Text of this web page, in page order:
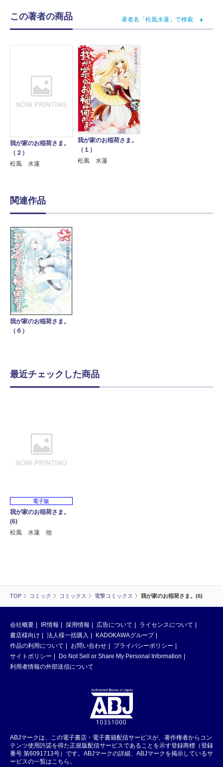
TOP コミック コミックス 電撃コミックス 我が家のお稲荷さま。(6)
この著者の商品 著者名「松風水蓮」で検索
我が家のお稲荷さま。
（２）
松風 水蓮
我が家のお稲荷さま。
（１）
松風 水蓮
関連作品
我が家のお稲荷さま。
（６）
最近チェックした商品
電子版
我が家のお稲荷さま。
(6)
松風 水蓮 他
会社概要 IR情報 採用情報 広告について
ライセンスについて
書店様向け
法人様一括購入
KADOKAWAグループ
作品の利用について
お問い合わせ
プライバシーポリシー
サイトポリシー
Do Not Sell or Share My Personal Information
利用者情報の外部送信について
ABJマークは、この電子書店・電子書籍配信サービスが、著作権者からコン
テンツ使用許諾を得た正規版配信サービスであることを示す登録商標（登録
番号 第6091713号）です。ABJマークの詳細、ABJマークを掲示しているサ
ービスの一覧はこちら。